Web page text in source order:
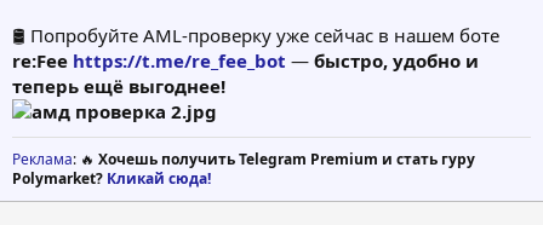
🛢 Попробуйте AML-проверку уже сейчас в нашем боте
re:Fee https://t.me/re_fee_bot — быстро, удобно и
теперь ещё выгоднее!
Реклама: 🔥 Хочешь получить Telegram Premium и стать гуру
Polymarket? Кликай сюда!